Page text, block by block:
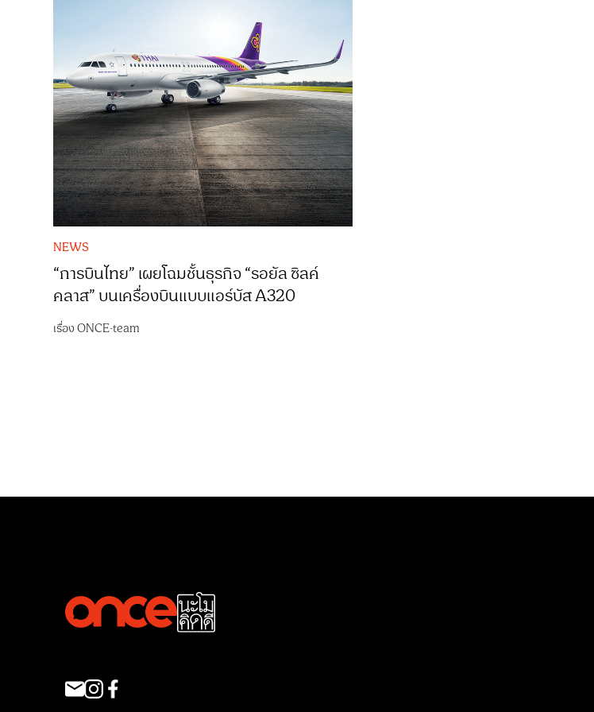
NEWS
“การบินไทย” เผยโฉมชั้นธุรกิจ “รอยัล ซิลค์
คลาส” บนเครื่องบินแบบแอร์บัส A320
เรื่องONCE-team